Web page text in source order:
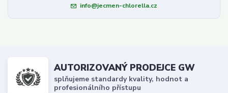
info@jecmen-chlorella.cz
AUTORIZOVANÝ PRODEJCE GW
splňujeme standardy kvality, hodnot a
profesionálního přístupu